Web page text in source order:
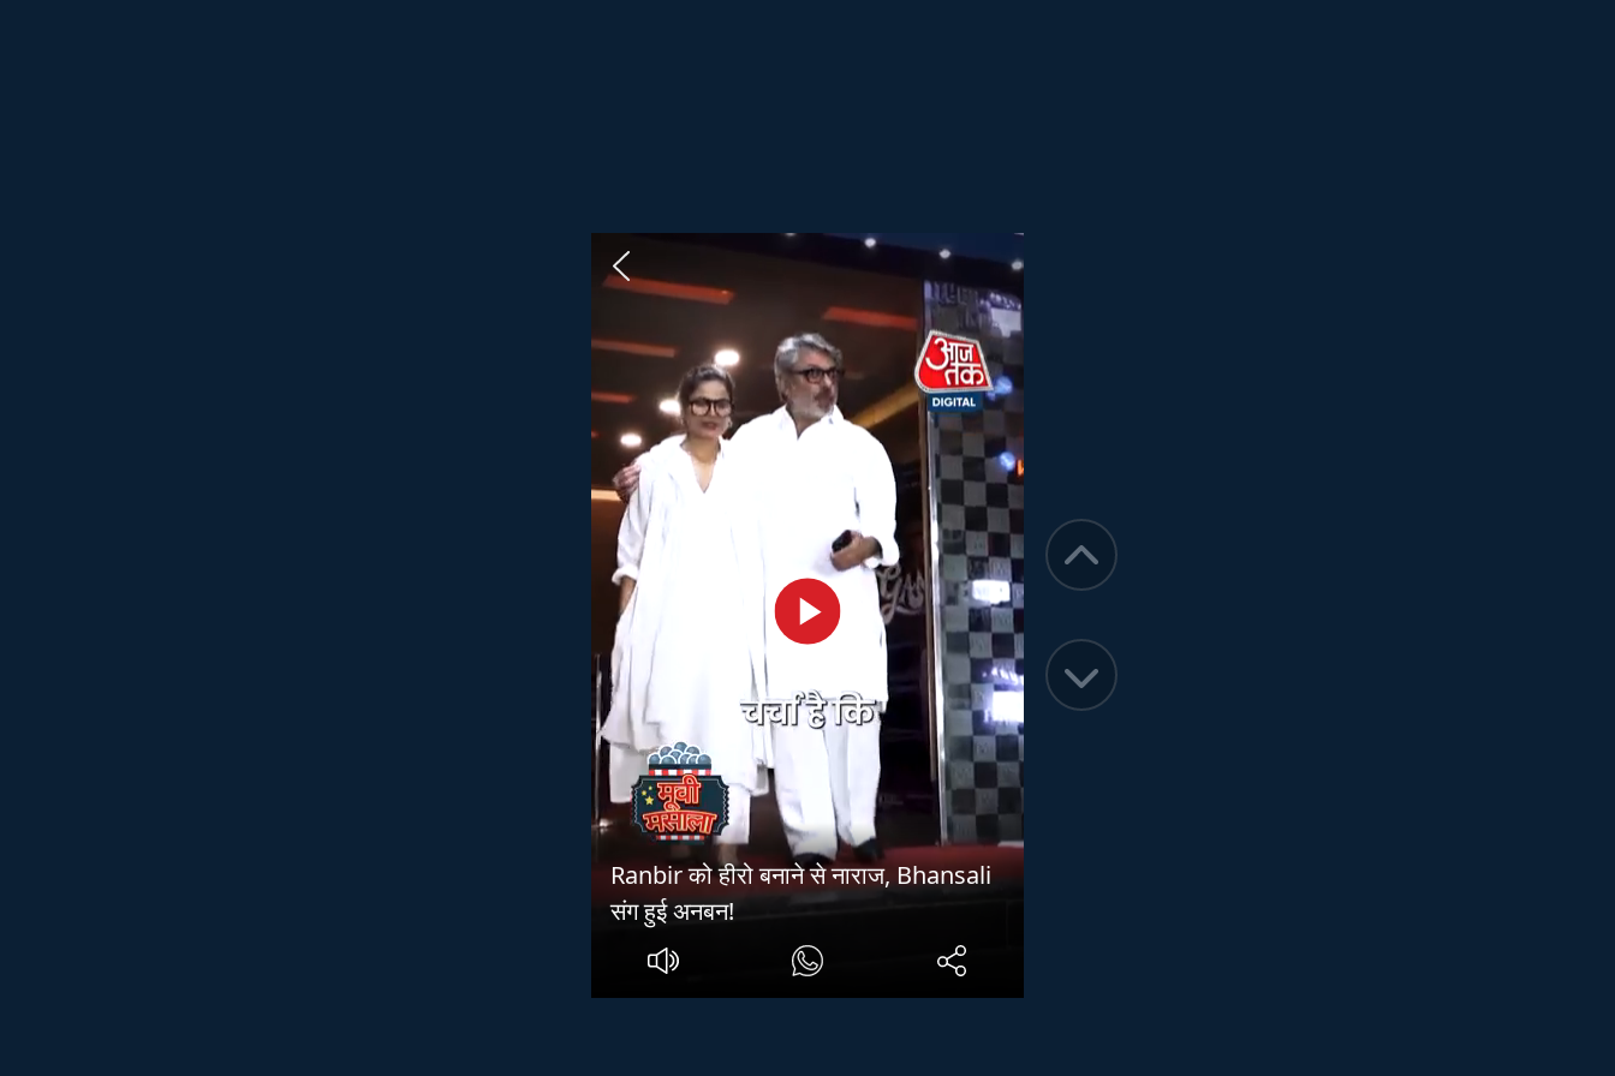
Ranbir को हीरो बनाने से नाराज, Bhansali
संग हुई अनबन!